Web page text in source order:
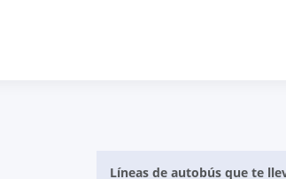
Líneas de autobús que te